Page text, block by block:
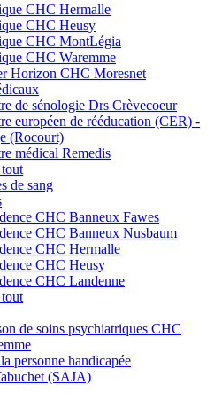
CHC Hermalle
CHC Heusy
CHC MontLégia
CHC Waremme
Horizon CHC Moresnet
de sénologie Drs Crèvecoeur
européen de rééducation (CER) -
(Rocourt)
médical Remedis
de sang
CHC Banneux Fawes
CHC Banneux Nusbaum
CHC Hermalle
CHC Heusy
CHC Landenne
de soins psychiatriques CHC
personne handicapée
(SAJA)